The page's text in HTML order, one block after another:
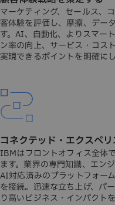
マーケティング、セールス、
客体験を評価し、摩擦、デー
す。AI、自動化、よりスマー
ン率の向上、サービス・コス
実現できるポイントを明確にし
コネクテッド・エクスペ
IBMはフロントオフィス全体
ます。業界の専門知識、エン
AI対応済みのプラットフォー
を接続。迅速な立ち上げ、パ
り高いビジネス・インパクト